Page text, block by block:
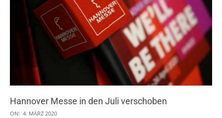
Hannover Messe in den Juli verschoben
2020-
ON: 4. MÄRZ 2020